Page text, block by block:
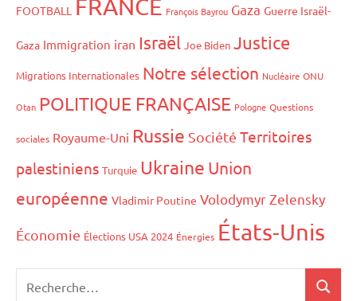
FOOTBALL FRANCE François Bayrou Gaza Guerre Israël-
Gaza Immigration iran Israël Joe Biden Justice
Migrations Internationales Notre sélection Nucléaire ONU
Otan POLITIQUE FRANÇAISE Pologne Questions
sociales Royaume-Uni Russie Société Territoires
palestiniens Turquie Ukraine Union
européenne Vladimir Poutine Volodymyr Zelensky
Économie Élections USA 2024 Énergies États-Unis